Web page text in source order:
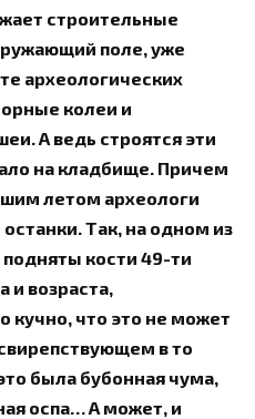
строительные
поле, уже
археологических
колеи и
А ведь строятся эти
на кладбище. Причем
летом археологи
Так, на одном из
кости 49-ти
и возраста,
кучно, что это не может
в то
была бубонная чума,
оспа… А может, и